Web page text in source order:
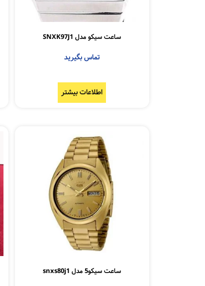
ساعت سیکو مدل SNXK97J1
تماس بگیرید
اطلاعات بیشتر
ساعت سیکو5 مدل snxs80j1